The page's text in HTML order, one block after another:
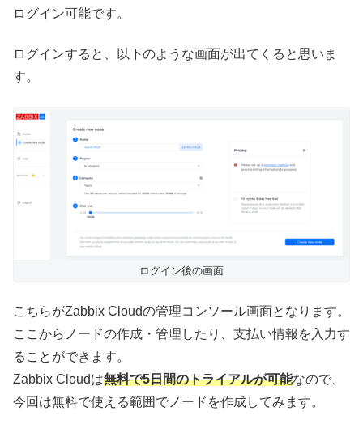
ログイン可能です。
ログインすると、以下のような画面が出てくると思いま
す。
ログイン後の画面
こちらがZabbix Cloudの管理コンソール画面となります。
ここからノードの作成・管理したり、支払い情報を入力す
ることができます。
Zabbix Cloudは無料で5日間のトライアルが可能なので、
今回は無料で使える範囲でノードを作成してみます。